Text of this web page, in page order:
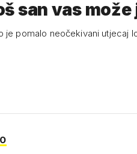
san vas
je pomalo neočekivani utjecaj